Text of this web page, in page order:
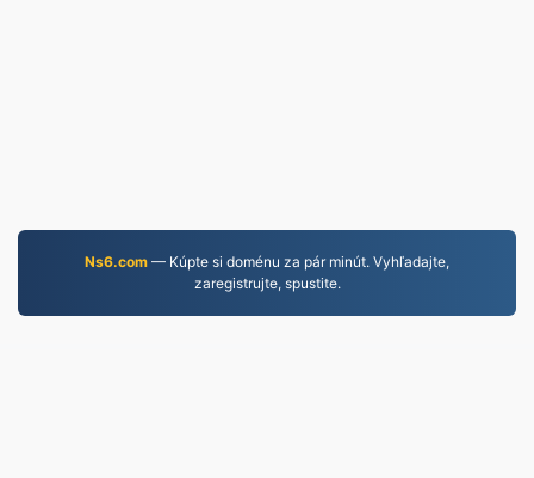
Ns6.com — Kúpte si doménu za pár minút. Vyhľadajte,
zaregistrujte, spustite.